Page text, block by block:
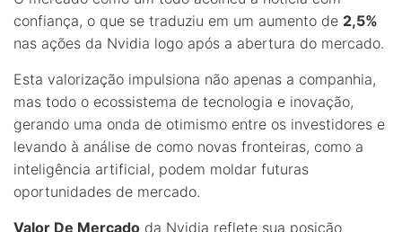
confiança, o que se traduziu em um aumento de 2,5%
nas ações da Nvidia logo após a abertura do mercado.
Esta valorização impulsiona não apenas a companhia,
mas todo o ecossistema de tecnologia e inovação,
gerando uma onda de otimismo entre os investidores e
levando à análise de como novas fronteiras, como a
inteligência artificial, podem moldar futuras
oportunidades de mercado.
Valor De Mercado da Nvidia reflete sua posição